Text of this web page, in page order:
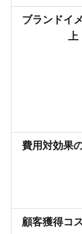
ブランドイ
上
費用対効果
顧客獲得コ